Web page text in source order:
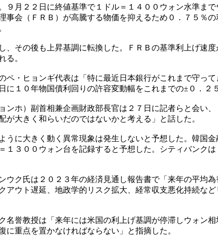
９月２２日に終値基準で１ドル＝１４００ウォン水準ま
事会（ＦＲＢ）が高騰する物価を抑えるため０．７５％
、その後も上昇基調に転換した。ＦＲＢの基準利上げ速
る。
ペ・ヒョンギ代表は「特に最近日本銀行がこれまで守っ
に１０年物国債利回りの許容変動幅をこれまでの±０．２
ンホ）副首相兼企画財政部長官は２７日に記者らと会い
大きく和らいだのではないかと考える」と話した。
うに大きく動く異常現象は発生しないと予想した。韓国
１３００ウォン台を記録すると予想した。シティバンク
ウク氏は２０２３年の経済見通し報告書で「来年の平均
アウト遅延、地政学的リスク拡大、経常収支悪化持続な
名誉教授は「来年には米国の利上げ基調が停滞しウォン
重点を置かなければならない」と指摘した。